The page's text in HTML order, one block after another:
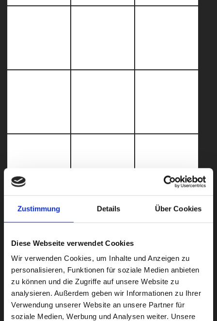
Zustimmung Details Über Cookies
Diese Webseite verwendet Cookies
Wir verwenden Cookies, um Inhalte und Anzeigen zu
personalisieren, Funktionen für soziale Medien anbieten
zu können und die Zugriffe auf unsere Website zu
analysieren. Außerdem geben wir Informationen zu Ihrer
Verwendung unserer Website an unsere Partner für
soziale Medien, Werbung und Analysen weiter. Unsere